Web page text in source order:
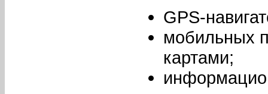
GPS-
мобильных
картами;